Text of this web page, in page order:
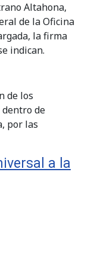
Altahona,
de la Oficina
la firma
indican.
de los
de
por las
a la